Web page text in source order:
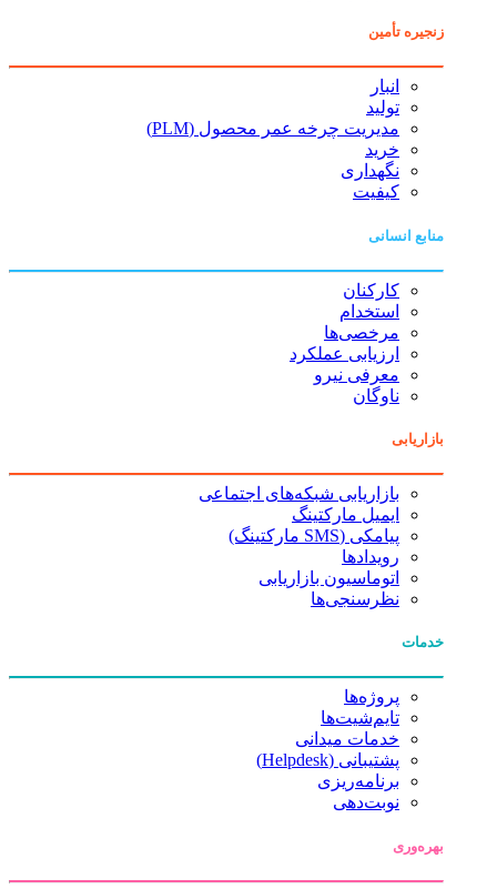
زنجیره تأمین
انبار
تولید
مدیریت چرخه عمر محصول (PLM)
خرید
نگهداری
کیفیت
منابع انسانی
کارکنان
استخدام
مرخصی‌ها
ارزیابی عملکرد
معرفی نیرو
ناوگان
بازاریابی
بازاریابی شبکه‌های اجتماعی
ایمیل مارکتینگ
پیامکی (SMS مارکتینگ)
رویدادها
اتوماسیون بازاریابی
نظرسنجی‌ها
خدمات
پروژه‌ها
تایم‌شیت‌ها
خدمات میدانی
پشتیبانی (Helpdesk)
برنامه‌ریزی
نوبت‌دهی
بهره‌وری